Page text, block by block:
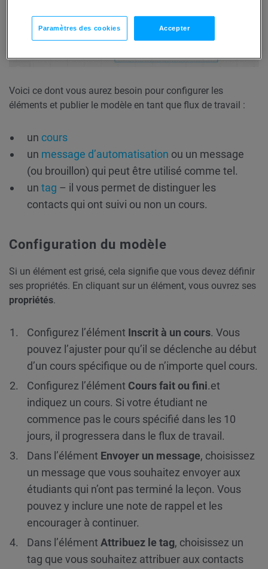
Voici ce dont vous aurez besoin pour configurer les
éléments et publier le modèle en tant que flux de travail :
un cours
un message d’automatisation ou un message
(ou brouillon) qui peut être utilisé comme tel.
un tag – il vous permet de distinguer les
contacts qui ont suivi ou non un cours.
Configuration du modèle
Si un élément est grisé, cela signifie que vous devez définir
ses propriétés. En cliquant sur un élément, vous ouvrez ses
propriétés.
Configurez l’élément Inscrit à un cours. Vous
pouvez l’ajuster pour qu’il se déclenche au début
d’un cours spécifique ou de n’importe quel cours.
Configurez l’élément Cours fait ou fini.et
indiquez un cours. Si votre étudiant ne
commence pas le cours spécifié dans les 10
jours, il progressera dans le flux de travail.
Dans l’élément Envoyer un message, choisissez
un message que vous souhaitez envoyer aux
étudiants qui n’ont pas terminé la leçon. Vous
pouvez y inclure une note de rappel et les
encourager à continuer.
Dans l’élément Attribuez le tag, choisissez un
tag que vous souhaitez attribuer aux contacts
Paramètres des cookies Accepter